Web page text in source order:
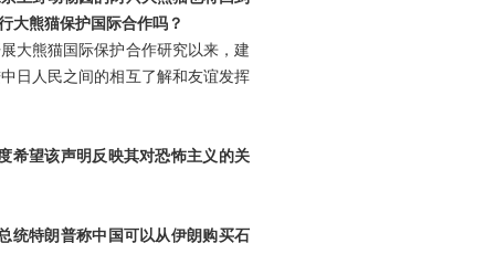
大熊猫保护国际合作吗？
大熊猫国际保护合作研究以来，建
日人民之间的相互了解和友谊发挥
希望该声明反映其对恐怖主义的关
统特朗普称中国可以从伊朗购买石